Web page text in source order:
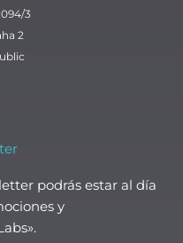
3
2
podrás estar al día
y